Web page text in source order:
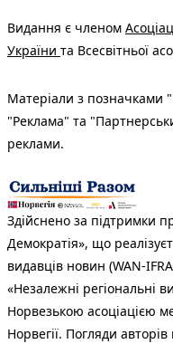
Видання є членом
України та Всесвітньої
Матеріали з позначками
"Реклама" та
реклами.
Здійснено за підтримки
Демократія», що
видавців новин (WAN-
«Незалежні регіональні
Норвезькою асоціацією
Норвегії. Погляди